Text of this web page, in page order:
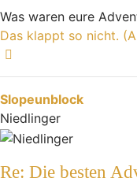
Was waren eure
Das klappt so nicht.
Slopeunblock
Niedlinger
Re: Die besten